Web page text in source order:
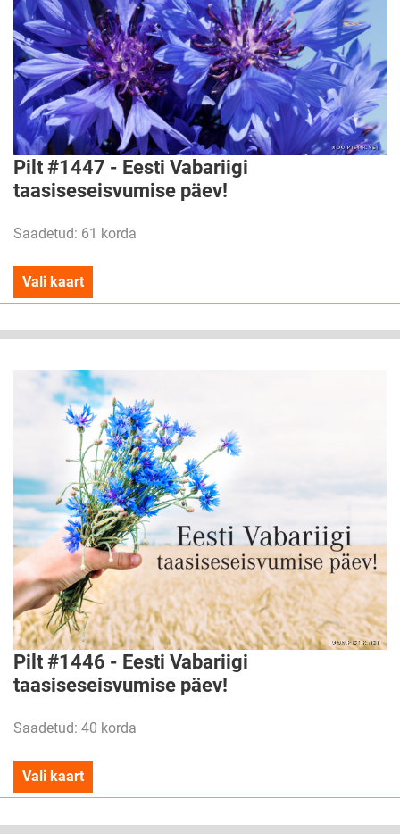
Pilt #1447 - Eesti Vabariigi
taasiseseisvumise päev!
Saadetud: 61 korda
Vali kaart
Pilt #1446 - Eesti Vabariigi
taasiseseisvumise päev!
Saadetud: 40 korda
Vali kaart